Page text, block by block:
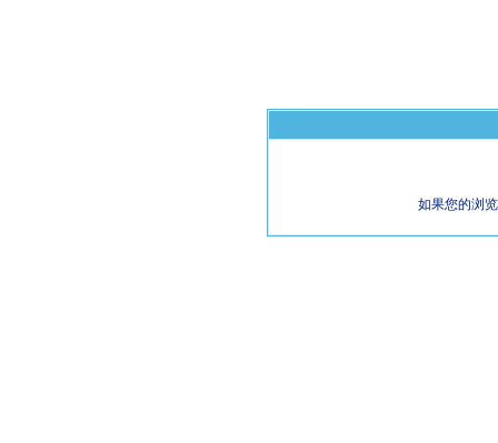
如果您的浏